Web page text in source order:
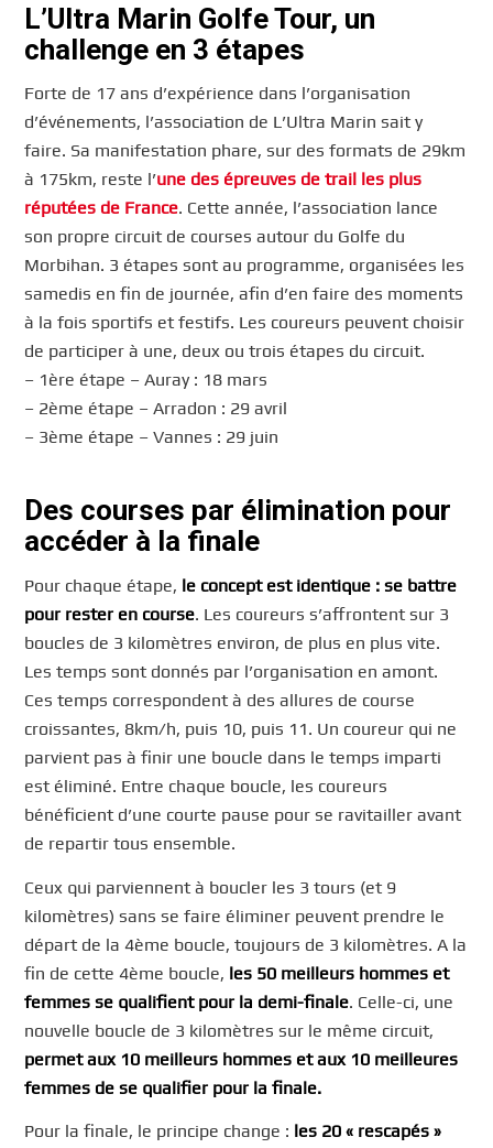
L’Ultra Marin Golfe Tour, un
challenge en 3 étapes
Forte de 17 ans d’expérience dans l’organisation
d’événements, l’association de L’Ultra Marin sait y
faire. Sa manifestation phare, sur des formats de 29km
à 175km, reste l’une des épreuves de trail les plus
réputées de France. Cette année, l’association lance
son propre circuit de courses autour du Golfe du
Morbihan. 3 étapes sont au programme, organisées les
samedis en fin de journée, afin d’en faire des moments
à la fois sportifs et festifs. Les coureurs peuvent choisir
de participer à une, deux ou trois étapes du circuit.
– 1ère étape – Auray : 18 mars
– 2ème étape – Arradon : 29 avril
– 3ème étape – Vannes : 29 juin
Des courses par élimination pour
accéder à la finale
Pour chaque étape, le concept est identique : se battre
pour rester en course. Les coureurs s’affrontent sur 3
boucles de 3 kilomètres environ, de plus en plus vite.
Les temps sont donnés par l’organisation en amont.
Ces temps correspondent à des allures de course
croissantes, 8km/h, puis 10, puis 11. Un coureur qui ne
parvient pas à finir une boucle dans le temps imparti
est éliminé. Entre chaque boucle, les coureurs
bénéficient d’une courte pause pour se ravitailler avant
de repartir tous ensemble.
Ceux qui parviennent à boucler les 3 tours (et 9
kilomètres) sans se faire éliminer peuvent prendre le
départ de la 4ème boucle, toujours de 3 kilomètres. A la
fin de cette 4ème boucle, les 50 meilleurs hommes et
femmes se qualifient pour la demi-finale. Celle-ci, une
nouvelle boucle de 3 kilomètres sur le même circuit,
permet aux 10 meilleurs hommes et aux 10 meilleures
femmes de se qualifier pour la finale.
Pour la finale, le principe change : les 20 « rescapés »